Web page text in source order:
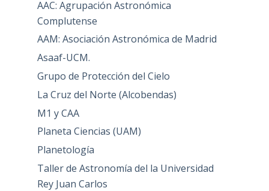
AAC: Agrupación Astronómica
Complutense
AAM: Asociación Astronómica de Madrid
Asaaf-UCM.
Grupo de Protección del Cielo
La Cruz del Norte (Alcobendas)
M1 y CAA
Planeta Ciencias (UAM)
Planetología
Taller de Astronomía del la Universidad
Rey Juan Carlos